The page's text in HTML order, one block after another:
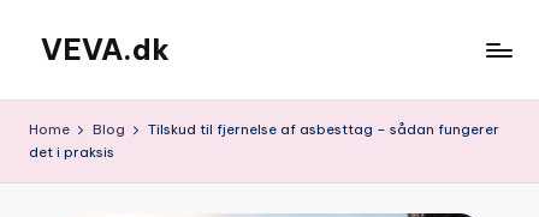
content
VEVA.dk
Home Blog
Tilskud til fjernelse af asbesttag – sådan fungerer
det i praksis